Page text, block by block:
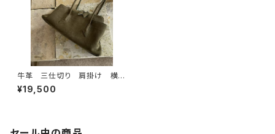
牛革 三仕切り 肩掛け 横長
バッグ
¥19,500